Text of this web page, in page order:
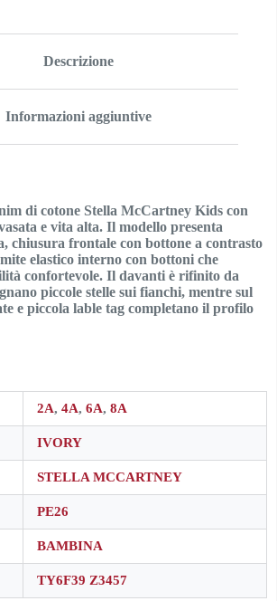
Descrizione
Informazioni aggiuntive
di cotone Stella McCartney Kids con
e vita alta. Il modello presenta
chiusura frontale con bottone a contrasto
elastico interno con bottoni che
confortevole. Il davanti è rifinito da
piccole stelle sui fianchi, mentre sul
e piccola lable tag completano il profilo
2A, 4A, 6A, 8A
IVORY
STELLA MCCARTNEY
PE26
BAMBINA
TY6F39 Z3457